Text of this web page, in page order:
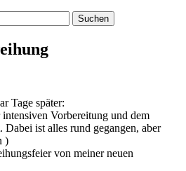
Tage später:
Vorbereitung und dem
Dabei ist alles rund gegangen, aber
)
von meiner neuen